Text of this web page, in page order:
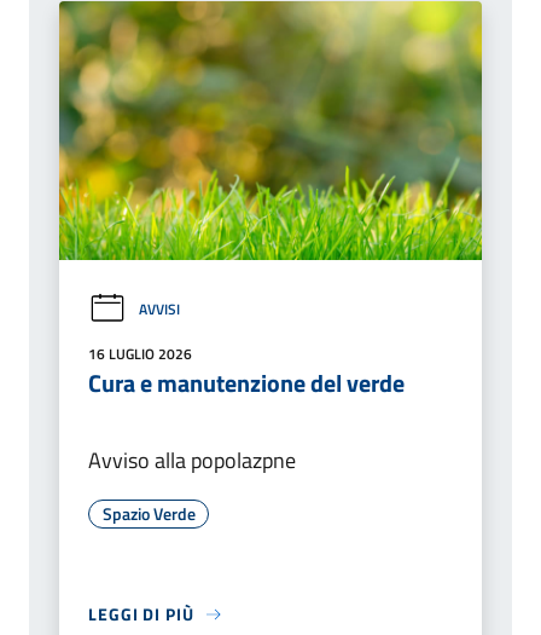
AVVISI
16 LUGLIO 2026
Cura e manutenzione del verde
Avviso alla popolazpne
Spazio Verde
LEGGI DI PIÙ